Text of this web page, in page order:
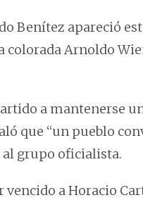
Benítez apareció
Arnoldo
a mantenerse
que “un pueblo
al grupo oficialista.
a Horacio